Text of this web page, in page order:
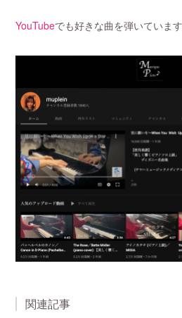
YouTubeでも好きな曲を弾いています
関連記事